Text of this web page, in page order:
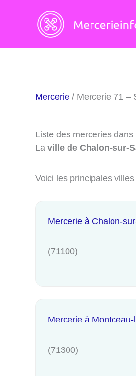
Mercerie / Mercerie 71 –
Liste des merceries
La ville de Chalon-sur-
Voici les principales
Mercerie à Chalon-
(71100)
Mercerie à
(71300)